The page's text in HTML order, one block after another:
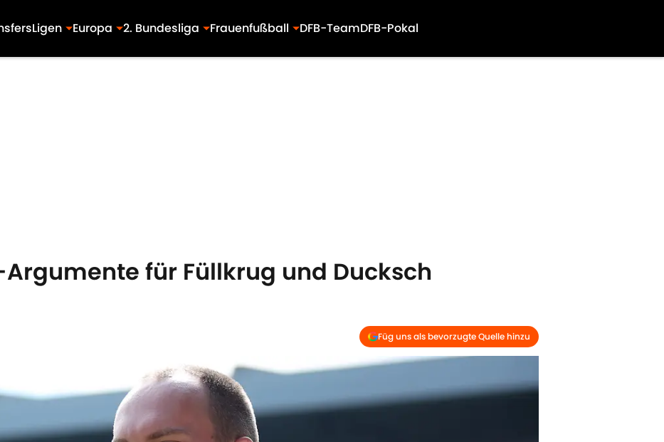
Ligen Europa 2. Bundesliga Frauenfußball DFB-TeamDFB-Pokal
für Füllkrug und Ducksch
Füg uns als bevorzugte Quelle hinzu